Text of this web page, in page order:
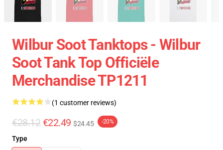
Wilbur Soot Tanktops - Wilbur
Soot Tank Top Officiële
Merchandise TP1211
(1 customer reviews)
€28.12 €22.49 $24.45 -20%
Type